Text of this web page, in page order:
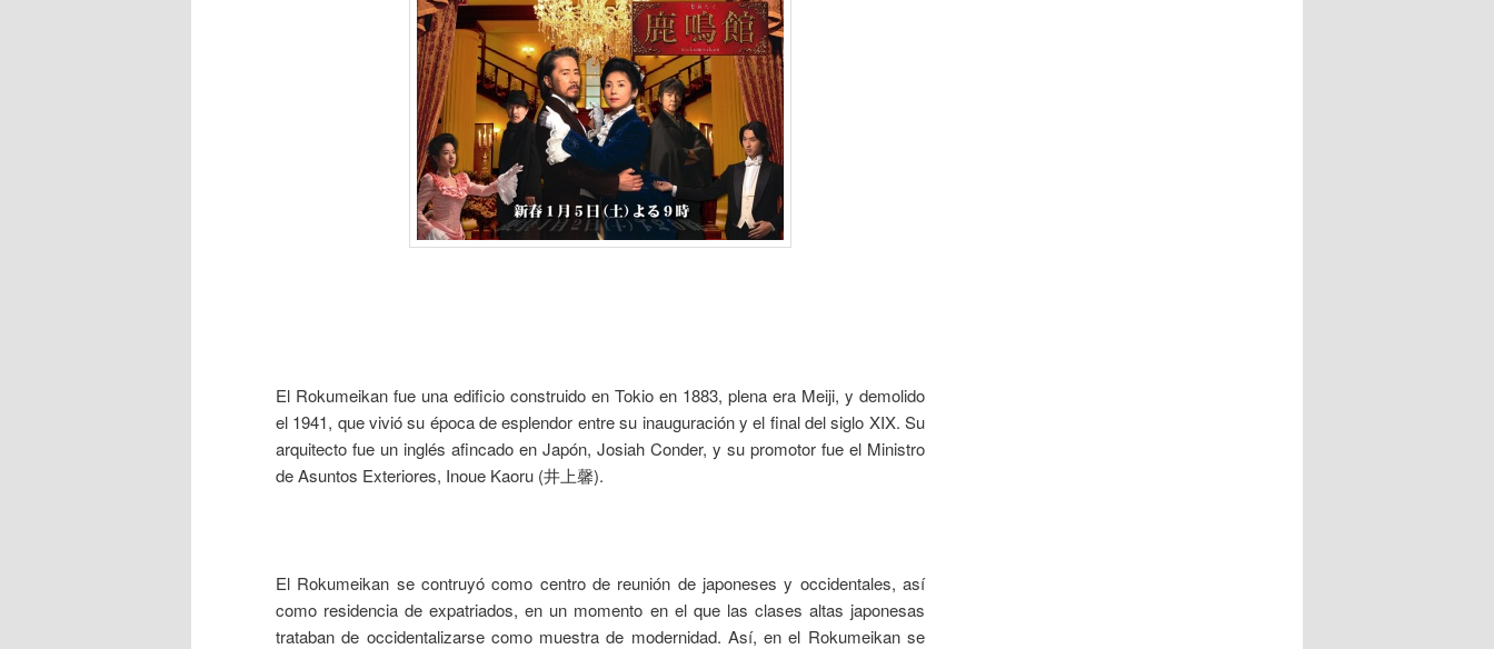
El Rokumeikan fue una edificio construido en Tokio en 1883, plena era Meiji, y demolido
el 1941, que vivió su época de esplendor entre su inauguración y el final del siglo XIX. Su
arquitecto fue un inglés afincado en Japón, Josiah Conder, y su promotor fue el Ministro
de Asuntos Exteriores, Inoue Kaoru (井上馨).
El Rokumeikan se contruyó como centro de reunión de japoneses y occidentales, así
como residencia de expatriados, en un momento en el que las clases altas japonesas
trataban de occidentalizarse como muestra de modernidad. Así, en el Rokumeikan se